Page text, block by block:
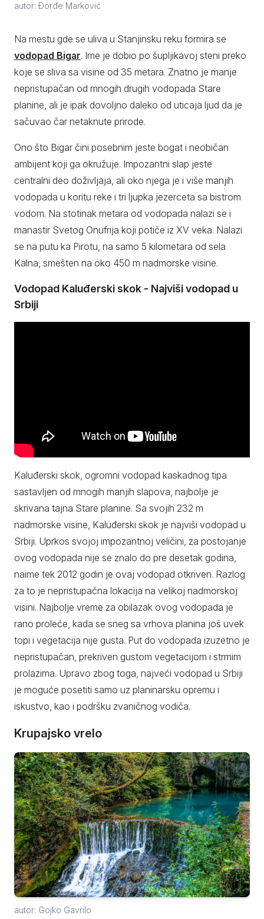
autor: Đorđe Marković
Na mestu gde se uliva u Stanjinsku reku formira se
vodopad Bigar. Ime je dobio po šupljikavoj steni preko
koje se sliva sa visine od 35 metara. Znatno je manje
nepristupačan od mnogih drugih vodopada Stare
planine, ali je ipak dovoljno daleko od uticaja ljud da je
sačuvao čar netaknute prirode.
Ono što Bigar čini posebnim jeste bogat i neobičan
ambijent koji ga okružuje. Impozantni slap jeste
centralni deo doživljaja, ali oko njega je i više manjih
vodopada u koritu reke i tri ljupka jezerceta sa bistrom
vodom. Na stotinak metara od vodopada nalazi se i
manastir Svetog Onufrija koji potiče iz XV veka. Nalazi
se na putu ka Pirotu, na samo 5 kilometara od sela
Kalna, smešten na oko 450 m nadmorske visine.
Vodopad Kaluđerski skok - Najviši vodopad u
Srbiji
Kaluđerski skok, ogromni vodopad kaskadnog tipa
sastavljen od mnogih manjih slapova, najbolje je
skrivana tajna Stare planine. Sa svojih 232 m
nadmorske visine, Kaluđerski skok je najviši vodopad u
Srbiji. Uprkos svojoj impozantnoj veličini, za postojanje
ovog vodopada nije se znalo do pre desetak godina,
naime tek 2012 godin je ovaj vodopad otkriven. Razlog
za to je nepristupačna lokacija na velikoj nadmorskoj
visini. Najbolje vreme za obilazak ovog vodopada je
rano proleće, kada se sneg sa vrhova planina još uvek
topi i vegetacija nije gusta. Put do vodopada izuzetno je
nepristupačan, prekriven gustom vegetacijom i strmim
prolazima. Upravo zbog toga, najveći vodopad u Srbiji
je moguće posetiti samo uz planinarsku opremu i
iskustvo, kao i podršku zvaničnog vodiča.
Krupajsko vrelo
autor: Gojko Gavrilo